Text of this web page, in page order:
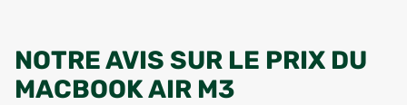
NOTRE AVIS SUR LE PRIX DU
MACBOOK AIR M3